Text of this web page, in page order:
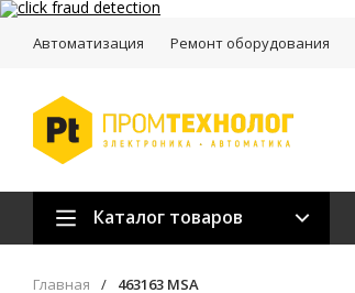
Автоматизация Ремонт оборудования
Каталог товаров
Главная / 463163 MSA